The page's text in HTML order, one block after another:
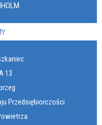
13
Przedsiębiorczości